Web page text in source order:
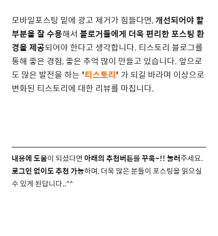
모바일포스팅 밑에 광고 제거가 힘들다면,개선되어야 할
부분을 잘 수용해서 블로거들에게 더욱 편리한 포스팅 환
경을 제공되어야 한다고 생각합니다. 티스토리 블로그를
통해 좋은 경험, 좋은 추억 많이 만들고 있습니다. 앞으로
도 많은 발전을 하는 '티스토리' 가 되길 바라며 이상으로
변화된 티스토리에 대한 리뷰를 마칩니다.
내용에 도움이 되셨다면 아래의 추천버튼을 꾸욱~!! 눌러주세요.
로그인 없이도 추천 가능하며, 더욱 많은 분들이 포스팅을 읽으실
수 있게 된답니다..^^